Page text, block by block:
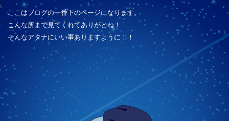
ここはブログの一番下のページになります。
こんな所まで見てくれてありがとね！
そんなアタナにいい事ありますように！！